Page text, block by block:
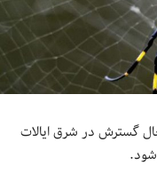
گسترش در شرق ایالات